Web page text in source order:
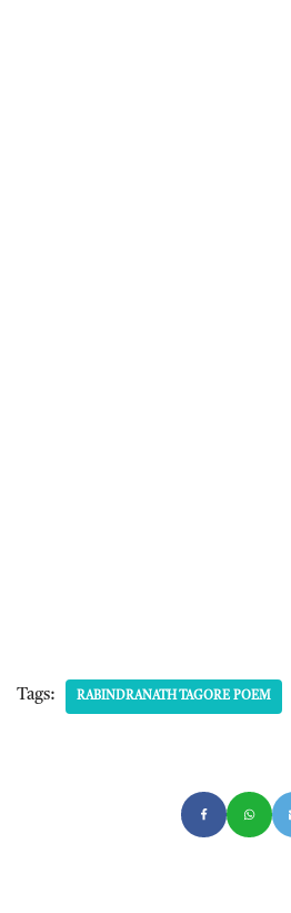
Tags: RABINDRANATH TAGORE POEM